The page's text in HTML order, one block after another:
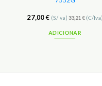
27,00€ (S/Iva) 33,21 €(C/Iva)
ADICIONAR